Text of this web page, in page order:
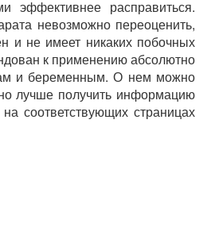
эффективнее расправиться.
невозможно переоценить,
и не имеет никаких побочных
к применению абсолютно
и беременным. О нем можно
лучше получить информацию
соответствующих страницах